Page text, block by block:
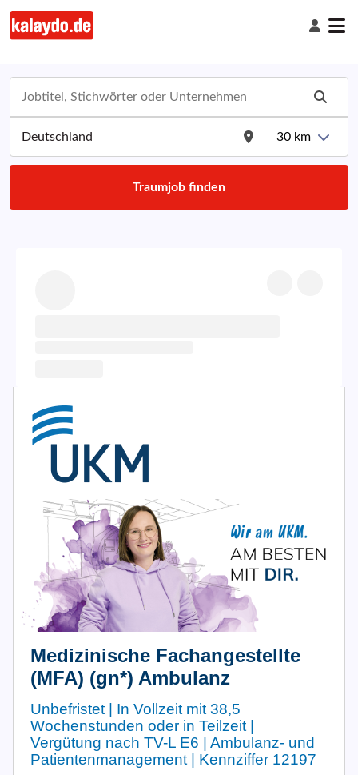
30 km
Traumjob finden